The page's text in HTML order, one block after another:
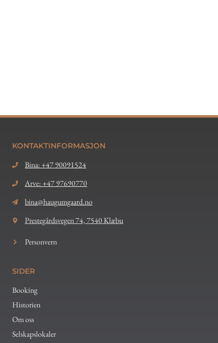
KONTAKTINFORMASJON
Bina: +47 90091524
Arve: +47 97690770
bina@haugumgaard.no
Prestegårdsvegen 74, 7540 Klæbu
Personvern
SIDER
Booking
Historien
Om oss
Selskapslokaler